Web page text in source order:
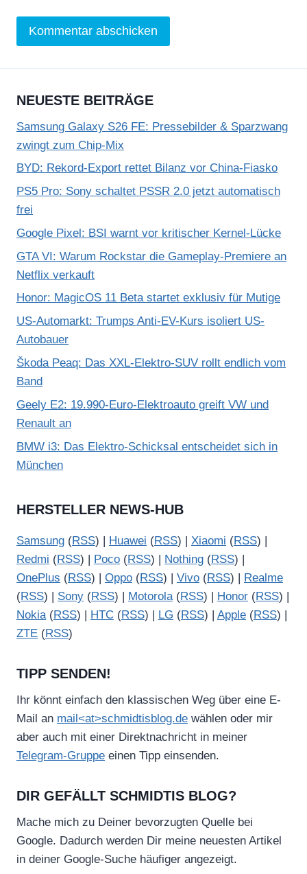
NEUESTE BEITRÄGE
Samsung Galaxy S26 FE: Pressebilder & Sparzwang
zwingt zum Chip-Mix
BYD: Rekord-Export rettet Bilanz vor China-Fiasko
PS5 Pro: Sony schaltet PSSR 2.0 jetzt automatisch
frei
Google Pixel: BSI warnt vor kritischer Kernel-Lücke
GTA VI: Warum Rockstar die Gameplay-Premiere an
Netflix verkauft
Honor: MagicOS 11 Beta startet exklusiv für Mutige
US-Automarkt: Trumps Anti-EV-Kurs isoliert US-
Autobauer
Škoda Peaq: Das XXL-Elektro-SUV rollt endlich vom
Band
Geely E2: 19.990-Euro-Elektroauto greift VW und
Renault an
BMW i3: Das Elektro-Schicksal entscheidet sich in
München
HERSTELLER NEWS-HUB
Samsung (RSS) | Huawei (RSS) | Xiaomi (RSS) |
Redmi (RSS) | Poco (RSS) | Nothing (RSS) |
OnePlus (RSS) | Oppo (RSS) | Vivo (RSS) |
Realme
(RSS) | Sony (RSS) | Motorola(RSS) | Honor (RSS) |
Nokia(RSS) | HTC (RSS) | LG (RSS) | Apple (RSS) |
ZTE (RSS)
TIPP SENDEN!
Ihr könnt einfach den klassischen Weg über eine E-
Mail an mail<at>schmidtisblog.de wählen oder mir
aber auch mit einer Direktnachricht in meiner
Telegram-Gruppe einen Tipp einsenden.
DIR GEFÄLLT SCHMIDTIS BLOG?
Mache mich zu Deiner bevorzugten Quelle bei
Google. Dadurch werden Dir meine neuesten Artikel
in deiner Google-Suche häufiger angezeigt.